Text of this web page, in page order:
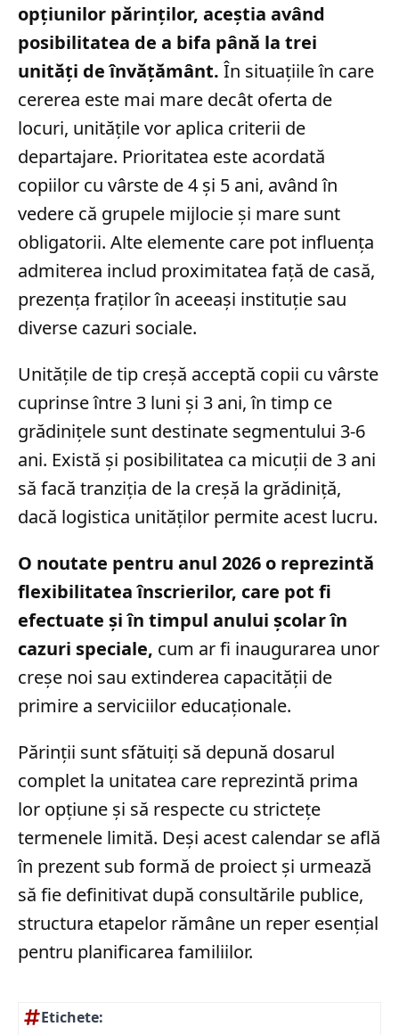
opțiunilor părinților, aceștia având
posibilitatea de a bifa până la trei
unități de învățământ. În situațiile în care
cererea este mai mare decât oferta de
locuri, unitățile vor aplica criterii de
departajare. Prioritatea este acordată
copiilor cu vârste de 4 și 5 ani, având în
vedere că grupele mijlocie și mare sunt
obligatorii. Alte elemente care pot influența
admiterea includ proximitatea față de casă,
prezența fraților în aceeași instituție sau
diverse cazuri sociale.
Unitățile de tip creșă acceptă copii cu vârste
cuprinse între 3 luni și 3 ani, în timp ce
grădinițele sunt destinate segmentului 3-6
ani. Există și posibilitatea ca micuții de 3 ani
să facă tranziția de la creșă la grădiniță,
dacă logistica unităților permite acest lucru.
O noutate pentru anul 2026 o reprezintă
flexibilitatea înscrierilor, care pot fi
efectuate și în timpul anului școlar în
cazuri speciale, cum ar fi inaugurarea unor
creșe noi sau extinderea capacității de
primire a serviciilor educaționale.
Părinții sunt sfătuiți să depună dosarul
complet la unitatea care reprezintă prima
lor opțiune și să respecte cu strictețe
termenele limită. Deși acest calendar se află
în prezent sub formă de proiect și urmează
să fie definitivat după consultările publice,
structura etapelor rămâne un reper esențial
pentru planificarea familiilor.
Etichete: